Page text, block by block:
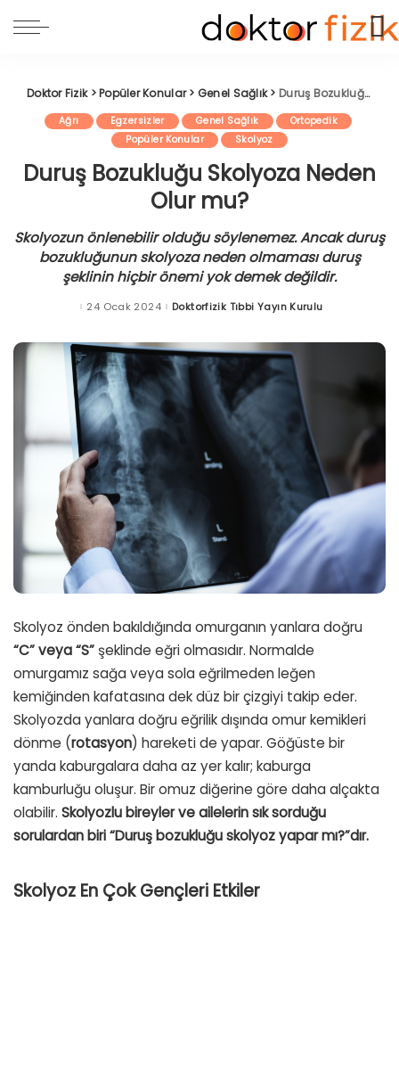
Doktor Fizik>Popüler Konular> Genel Sağlık> Duruş Bozukluğu Skolyoza Neden Olur mu?
Ağrı Egzersizler Genel Sağlık
Ortopedik
Popüler Konular
Skolyoz
Duruş Bozukluğu Skolyoza Neden
Olur mu?
Skolyozun önlenebilir olduğu söylenemez. Ancak duruş
bozukluğunun skolyoza neden olmaması duruş
şeklinin hiçbir önemi yok demek değildir.
24 Ocak 2024Posted
Doktorfizik Tıbbi Yayın Kurulu
Skolyoz önden bakıldığında omurganın yanlara doğru
“C” veya “S” şeklinde eğri olmasıdır. Normalde
omurgamız sağa veya sola eğrilmeden leğen
kemiğinden kafatasına dek düz bir çizgiyi takip eder.
Skolyozda yanlara doğru eğrilik dışında omur kemikleri
dönme (rotasyon) hareketi de yapar. Göğüste bir
yanda kaburgalara daha az yer kalır; kaburga
kamburluğu oluşur. Bir omuz diğerine göre daha alçakta
olabilir. Skolyozlu bireyler ve ailelerin sık sorduğu
sorulardan biri “Duruş bozukluğu skolyoz yapar mı?”dır.
Skolyoz En Çok Gençleri Etkiler